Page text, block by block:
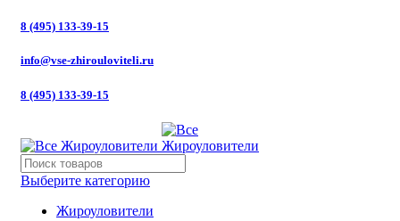
8 (495) 133-39-15
info@vse-zhirouloviteli.ru
8 (495) 133-39-15
Выберите категорию
Жироуловители